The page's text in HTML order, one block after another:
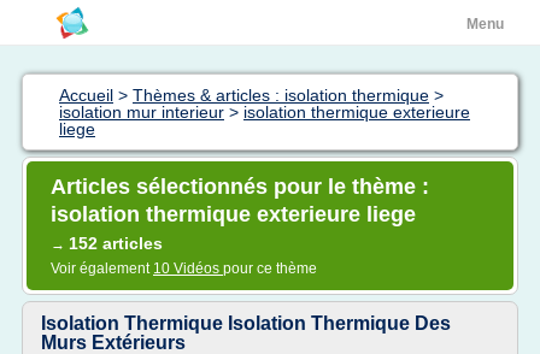
Menu
Accueil > Thèmes & articles : isolation thermique >
isolation mur interieur > isolation thermique exterieure
liege
Articles sélectionnés pour le thème :
isolation thermique exterieure liege
→ 152 articles
Voir également 10 Vidéos pour ce thème
Isolation Thermique Isolation Thermique Des
Murs Extérieurs